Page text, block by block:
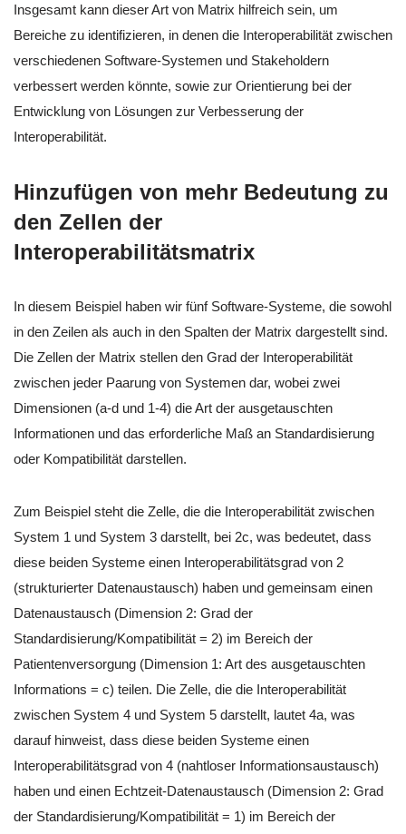
Insgesamt kann dieser Art von Matrix hilfreich sein, um
Bereiche zu identifizieren, in denen die Interoperabilität zwischen
verschiedenen Software-Systemen und Stakeholdern
verbessert werden könnte, sowie zur Orientierung bei der
Entwicklung von Lösungen zur Verbesserung der
Interoperabilität.
Hinzufügen von mehr Bedeutung zu
den Zellen der
Interoperabilitätsmatrix
In diesem Beispiel haben wir fünf Software-Systeme, die sowohl
in den Zeilen als auch in den Spalten der Matrix dargestellt sind.
Die Zellen der Matrix stellen den Grad der Interoperabilität
zwischen jeder Paarung von Systemen dar, wobei zwei
Dimensionen (a-d und 1-4) die Art der ausgetauschten
Informationen und das erforderliche Maß an Standardisierung
oder Kompatibilität darstellen.
Zum Beispiel steht die Zelle, die die Interoperabilität zwischen
System 1 und System 3 darstellt, bei 2c, was bedeutet, dass
diese beiden Systeme einen Interoperabilitätsgrad von 2
(strukturierter Datenaustausch) haben und gemeinsam einen
Datenaustausch (Dimension 2: Grad der
Standardisierung/Kompatibilität = 2) im Bereich der
Patientenversorgung (Dimension 1: Art des ausgetauschten
Informations = c) teilen. Die Zelle, die die Interoperabilität
zwischen System 4 und System 5 darstellt, lautet 4a, was
darauf hinweist, dass diese beiden Systeme einen
Interoperabilitätsgrad von 4 (nahtloser Informationsaustausch)
haben und einen Echtzeit-Datenaustausch (Dimension 2: Grad
der Standardisierung/Kompatibilität = 1) im Bereich der